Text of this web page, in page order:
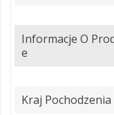
Informacje O
E
Kraj Pochodzenia